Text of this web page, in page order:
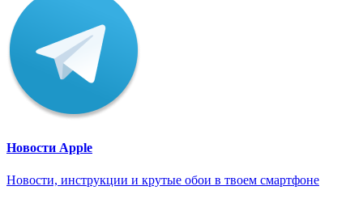
Новости Apple
Новости, инструкции и крутые обои в твоем смартфоне